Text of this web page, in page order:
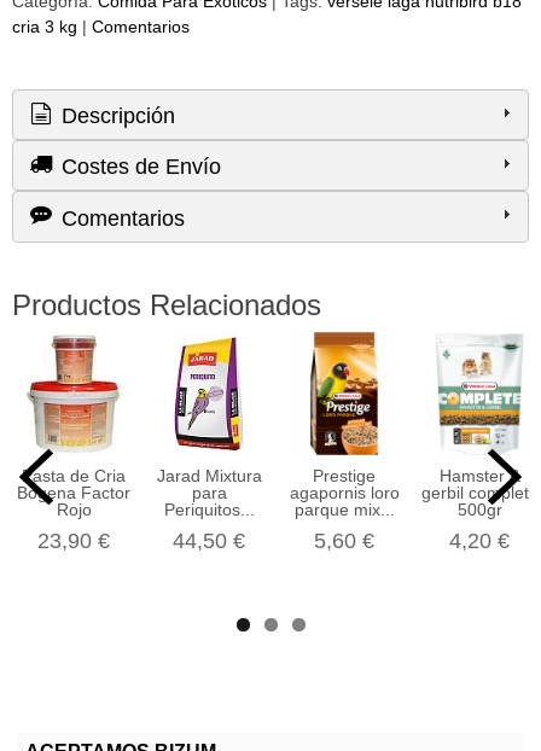
cria 3 kg | Comentarios
Descripción
Costes de Envío
Comentarios
Productos Relacionados
Pasta de Cria
Bogena Factor
Rojo
23,90 €
Jarad Mixtura
para
Periquitos...
44,50 €
Prestige
agapornis loro
parque mix...
5,60 €
Hamster &
gerbil complete
500gr
4,20 €